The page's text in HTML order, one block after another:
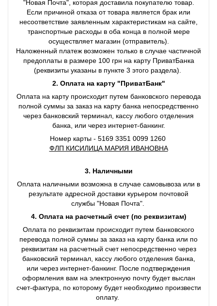
"Новая Почта", которая доставила покупателю товар.
Если причиной отказа от товара является брак или
несоответствие заявленным характеристикам на сайте,
транспортные расходы в оба конца в полной мере
осуществляет магазин (отправитель).
Наложенный платеж возможен только в случае частичной
предоплаты в размере 100 грн на карту ПриватБанка
(реквизиты указаны в пункте 3 этого раздела).
2. Оплата на карту "ПриватБанк"
Оплата на карту происходит путем банковского перевода
полной суммы за заказ на карту банка непосредственно
через банковский терминал, кассу любого отделения
банка, или через интернет-банкинг.
Номер карты - 5169 3351 0099 1260
ФЛП КИСИЛИЦА МАРИЯ ИВАНОВНА
3. Наличными
Оплата наличными возможна в случае самовывоза или в
результате адресной доставки курьером почтовой
службы "Новая Почта".
4. Оплата на расчетный счет (по реквизитам)
Оплата по реквизитам происходит путем банковского
перевода полной суммы за заказ на карту банка или по
реквизитам на расчетный счет непосредственно через
банковский терминал, кассу любого отделения банка,
или через интернет-банкинг. После подтверждения
оформления вам на электронную почту будет выслан
счет-фактура, по которому будет необходимо произвести
оплату.